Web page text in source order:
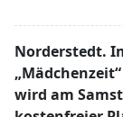
Norderstedt.
wird am